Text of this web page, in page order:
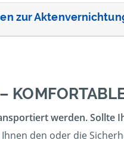
zur
werden. Sollte
den oder die